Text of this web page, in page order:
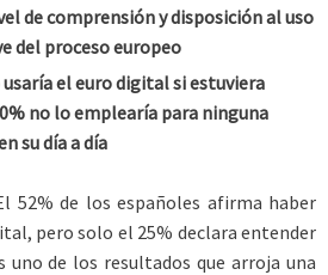
de comprensión y disposición al uso
del proceso europeo
usaría el euro digital si estuviera
no lo emplearía para ninguna
su día a día
de los españoles afirma haber
pero solo el 25% declara entender
uno de los resultados que arroja una